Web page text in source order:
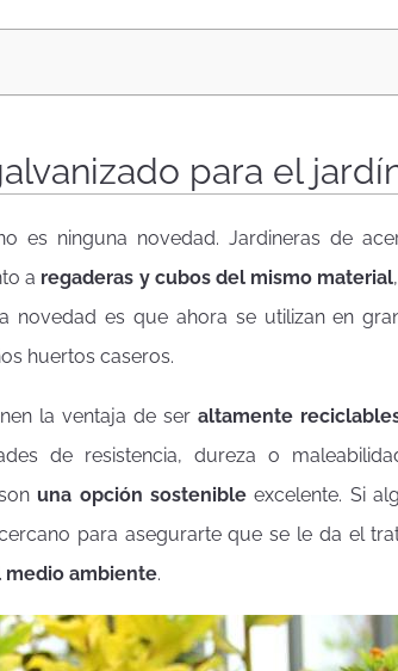
para el
es ninguna novedad. Jardineras de
a regaderas y cubos del mismo material
novedad es que ahora se utilizan en
huertos caseros.
la ventaja de ser altamente
de resistencia, dureza o
una opción sostenibleexcelente. Si
para asegurarte que se le da el
medio ambiente.